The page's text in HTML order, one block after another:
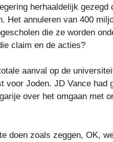
herhaaldelijk
Het annuleren van 400
die ze worden
claim en de acties?
aanval op de
voor Joden. JD Vance had
over het omgaan met
doen zoals zeggen, OK,